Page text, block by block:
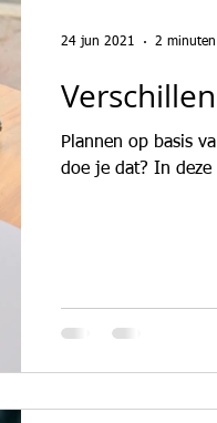
Plannen op basis
doe je dat? In
24 jun 2021 2